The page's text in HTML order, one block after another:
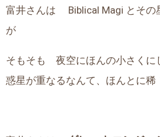
富井さんは Biblical Magi とその
が
そもそも 夜空にほんの小さくに
惑星が重なるなんて、ほんとに稀